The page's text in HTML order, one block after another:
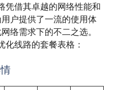
凭借其卓越的网络性能和
户提供了一流的使用体
络需求下的不二之选。
化线路的套餐表格：